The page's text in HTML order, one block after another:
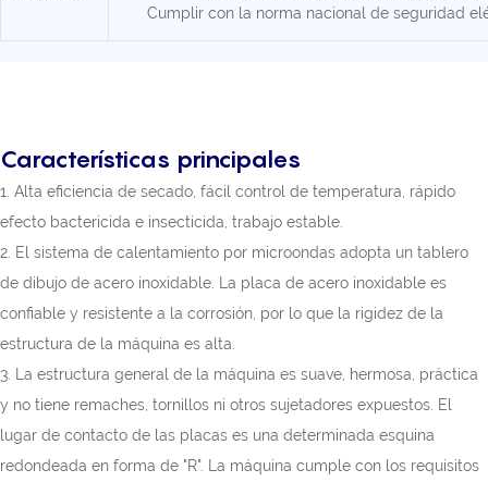
Cumplir con la norma nacional de seguridad
Características principales
1. Alta eficiencia de secado, fácil control de temperatura, rápido
efecto bactericida e insecticida, trabajo estable.
2. El sistema de calentamiento por microondas adopta un tablero
de dibujo de acero inoxidable. La placa de acero inoxidable es
confiable y resistente a la corrosión, por lo que la rigidez de la
estructura de la máquina es alta.
3. La estructura general de la máquina es suave, hermosa, práctica
y no tiene remaches, tornillos ni otros sujetadores expuestos. El
lugar de contacto de las placas es una determinada esquina
redondeada en forma de "R". La máquina cumple con los requisitos